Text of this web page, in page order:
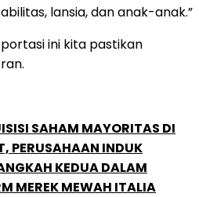
lansia, dan anak-anak.”
ini kita pastikan
SAHAM MAYORITAS DI
PERUSAHAAN INDUK
KEDUA DALAM
MEREK MEWAH ITALIA